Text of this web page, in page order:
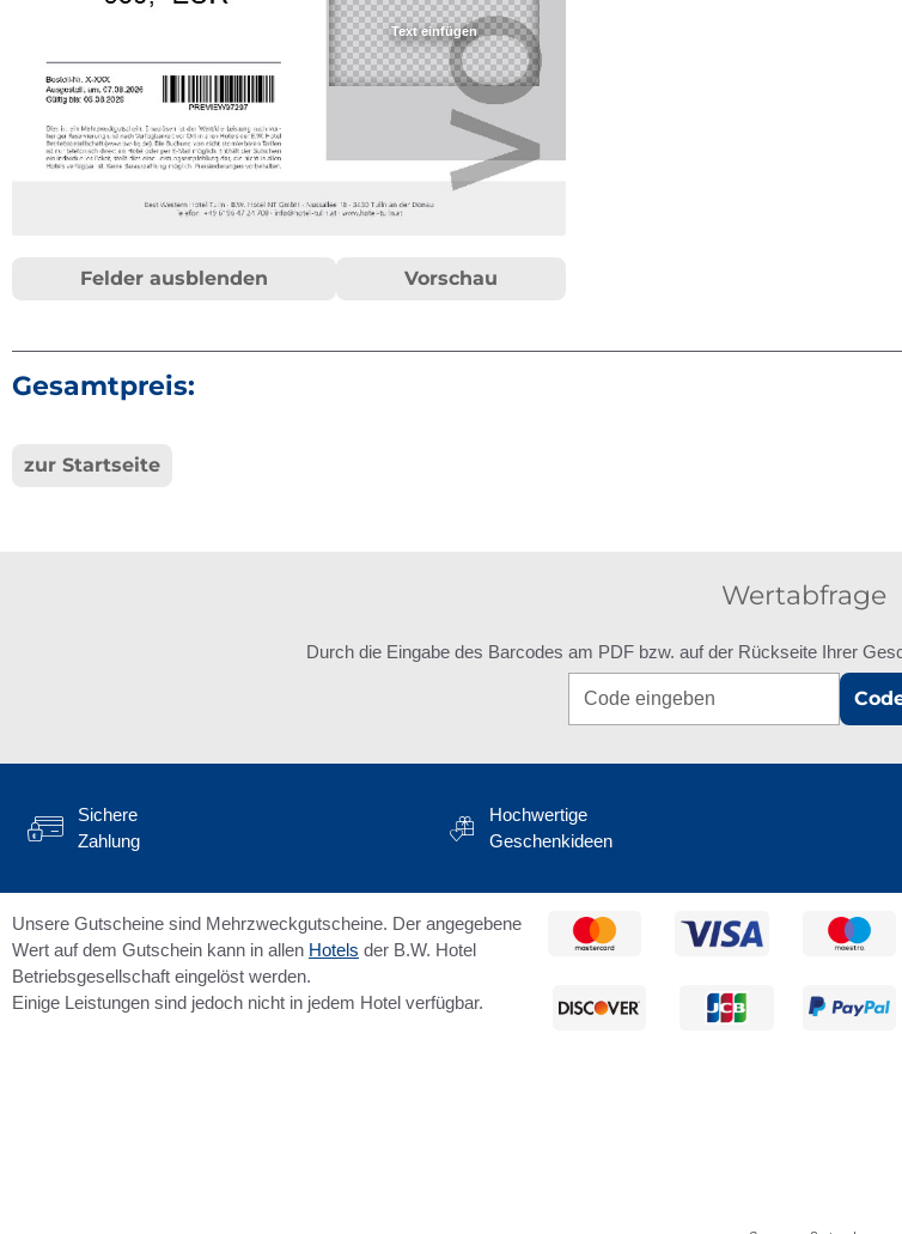
Felder ausblenden Vorschau
Gesamtpreis:
zur Startseite
Wertabfrage
Durch die Eingabe des Barcodes am PDF bzw. auf der Rückseite Ihrer
Sichere
Zahlung
Hochwertige
Geschenkideen
Unsere Gutscheine sind Mehrzweckgutscheine. Der angegebene
Wert auf dem Gutschein kann in allen Hotels der B.W. Hotel
Betriebsgesellschaft eingelöst werden.
Einige Leistungen sind jedoch nicht in jedem Hotel verfügbar.